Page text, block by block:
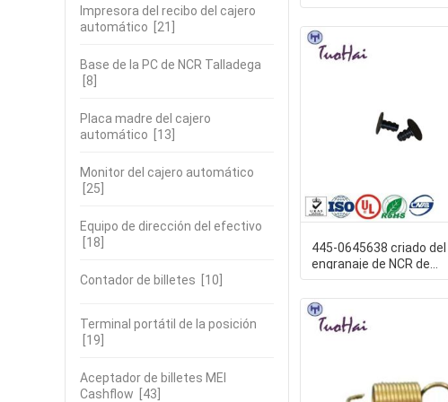
Impresora del recibo del cajero
automático [21]
Base de la PC de NCR Talladega
[8]
Placa madre del cajero
automático [13]
Monitor del cajero automático
[25]
Equipo de dirección del efectivo
[18]
Contador de billetes [10]
Terminal portátil de la posición
[19]
Aceptador de billetes MEI
Cashflow [43]
36Tx18W NCR del
445-0645638 criado del
engranaje de NCR de
4450645638 de NCR del
Engranaje